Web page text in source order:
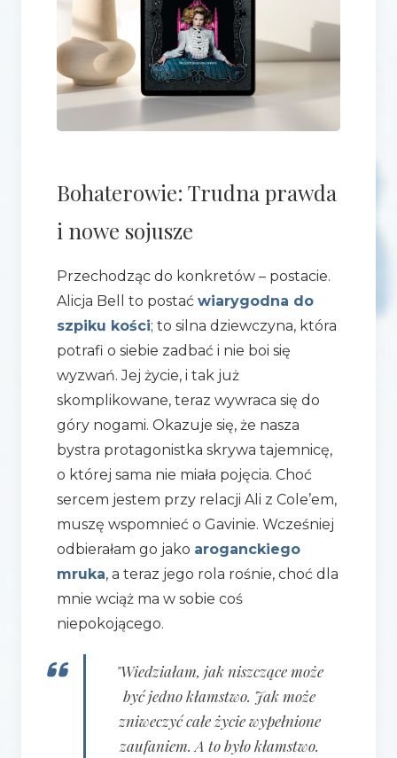
Bohaterowie: Trudna prawda
i nowe sojusze
Przechodząc do konkretów – postacie.
Alicja Bell to postać wiarygodna do
szpiku kości; to silna dziewczyna, która
potrafi o siebie zadbać i nie boi się
wyzwań. Jej życie, i tak już
skomplikowane, teraz wywraca się do
góry nogami. Okazuje się, że nasza
bystra protagonistka skrywa tajemnicę,
o której sama nie miała pojęcia. Choć
sercem jestem przy relacji Ali z Cole’em,
muszę wspomnieć o Gavinie. Wcześniej
odbierałam go jako aroganckiego
mruka, a teraz jego rola rośnie, choć dla
mnie wciąż ma w sobie coś
niepokojącego.
"Wiedziałam, jak niszczące może
być jedno kłamstwo. Jak może
zniweczyć całe życie wypełnione
zaufaniem. A to było kłamstwo.